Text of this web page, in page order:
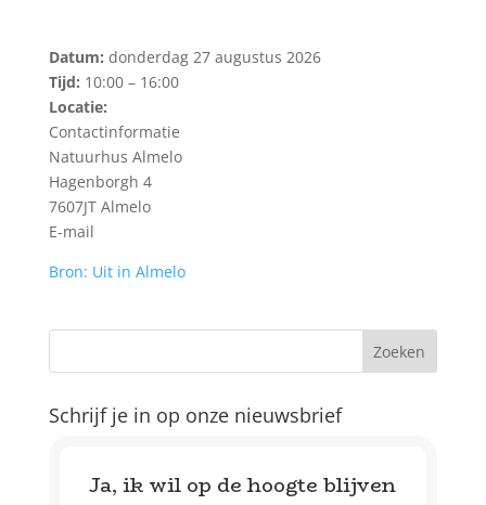
Datum: donderdag 27 augustus 2026
Tijd: 10:00 – 16:00
Locatie:
Contactinformatie
Natuurhus Almelo
Hagenborgh 4
7607JT Almelo
E-mail
Bron: Uit in Almelo
Schrijf je in op onze nieuwsbrief
Ja, ik wil op de hoogte blijven